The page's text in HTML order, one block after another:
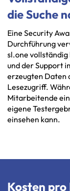
die Suche
Eine Security
Durchführung
sl.one vollständig
undderSupport
erzeugten Daten
Lesezugriff.
Mitarbeitende ein
eigene
einsehen kann.
Kosten pro